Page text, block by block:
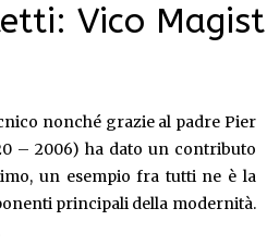
Vico
nonché grazie al padre Pier
– 2006) ha dato un contributo
un esempio fra tutti ne è la
principali della modernità.